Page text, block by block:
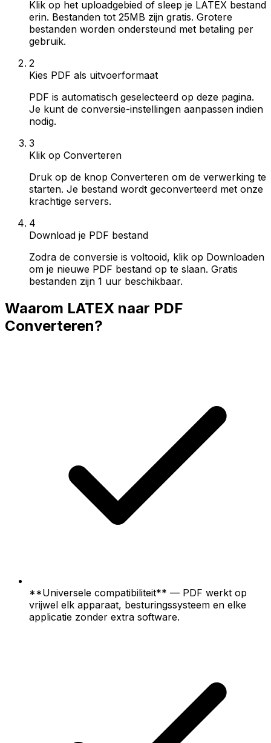
Klik op het uploadgebied of sleep je LATEX bestand
erin. Bestanden tot 25MB zijn gratis. Grotere
bestanden worden ondersteund met betaling per
gebruik.
2
Kies PDF als uitvoerformaat
PDF is automatisch geselecteerd op deze pagina.
Je kunt de conversie-instellingen aanpassen indien
nodig.
3
Klik op Converteren
Druk op de knop Converteren om de verwerking te
starten. Je bestand wordt geconverteerd met onze
krachtige servers.
4
Download je PDF bestand
Zodra de conversie is voltooid, klik op Downloaden
om je nieuwe PDF bestand op te slaan. Gratis
bestanden zijn 1 uur beschikbaar.
Waarom LATEX naar PDF
Converteren?
**Universele compatibiliteit** — PDF werkt op
vrijwel elk apparaat, besturingssysteem en elke
applicatie zonder extra software.